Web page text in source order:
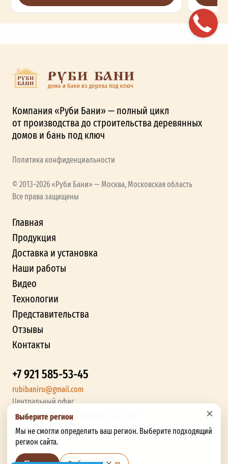
×
Выберите регион
Мы не смогли определить ваш регион. Выберите подходящий
регион сайта.
Компания «Руби Бани» — полный цикл
от производства до строительства деревянных
домов и бань под ключ
Политика конфиденциальности
© 2013–2026 «Руби Бани» — Москва, Московская область
Все права защищены
Главная
Продукция
Доставка и установка
Наши работы
Видео
Технологии
Представительства
Отзывы
Контакты
+7 921 585-53-45
rubibaniru@gmail.com
Центральный офис
г. Москва, Рябиновая ул, 37, стр. 1